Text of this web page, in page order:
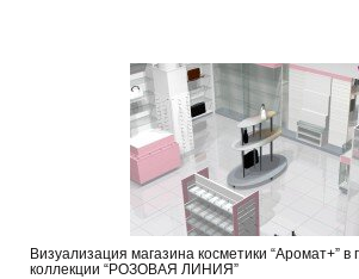
Визуализация магазина косметики “Аромат+” в
коллекции “РОЗОВАЯ ЛИНИЯ”